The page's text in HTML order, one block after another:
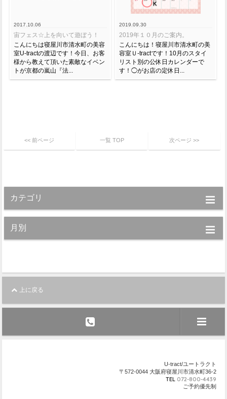
2017.10.06
宙フェス☆上を向いて遊ぼう！
こんにちは寝屋川市清水町の美容
室U-tractの渡辺です！今日、お客
様から教えて頂いた素敵なイベン
トが京都の嵐山『法...
2019.09.30
2019年１０月のご案内。
こんにちは！寝屋川市清水町の美
容室Ｕ-tractです！10月のスタイ
リスト別の公休日カレンダーで
す！◯がお店の定休日...
<< 前ページ 一覧 TOP 次ページ >>
カテゴリ
月別
上に戻る
U-tract/ユートラクト
〒572-0044 大阪府寝屋川市清水町36-2
TEL 072-800-4439
ご予約優先制